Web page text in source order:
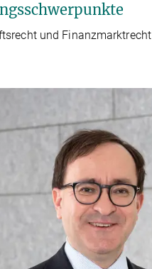
und Finanzmarktrecht